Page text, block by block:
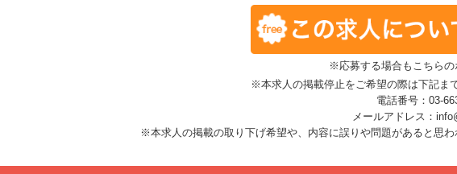
※応募する場合もこちら
※本求人の掲載停止をご希望の際は下記ま
電話番号：03-
メールアドレス：
※本求人の掲載の取り下げ希望や、内容に誤りや問題があると思